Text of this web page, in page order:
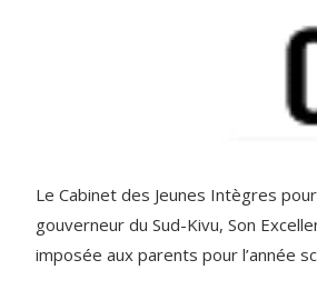
Le Cabinet des Jeunes Intègres
gouverneur du Sud-Kivu, Son
imposée aux parents pour l’année